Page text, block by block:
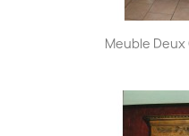
Meuble